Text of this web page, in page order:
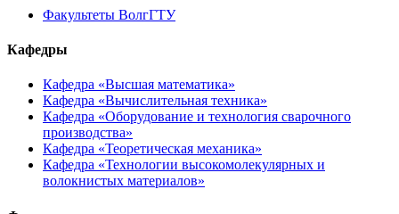
Факультеты ВолгГТУ
Кафедры
Кафедра «Высшая математика»
Кафедра «Вычислительная техника»
Кафедра «Оборудование и технология сварочного
производства»
Кафедра «Теоретическая механика»
Кафедра «Технологии высокомолекулярных и
волокнистых материалов»